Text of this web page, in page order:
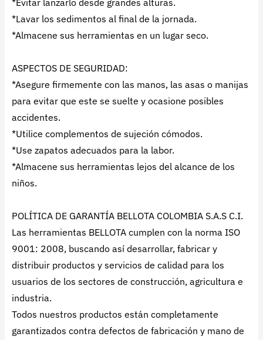
*Evitar lanzarlo desde grandes alturas.
*Lavar los sedimentos al final de la jornada.
*Almacene sus herramientas en un lugar seco.
ASPECTOS DE SEGURIDAD:
*Asegure firmemente con las manos, las asas o manijas
para evitar que este se suelte y ocasione posibles
accidentes.
*Utilice complementos de sujeción cómodos.
*Use zapatos adecuados para la labor.
*Almacene sus herramientas lejos del alcance de los
niños.
POLÍTICA DE GARANTÍA BELLOTA COLOMBIA S.A.S C.I.
Las herramientas BELLOTA cumplen con la norma ISO
9001: 2008, buscando así desarrollar, fabricar y
distribuir productos y servicios de calidad para los
usuarios de los sectores de construcción, agricultura e
industria.
Todos nuestros productos están completamente
garantizados contra defectos de fabricación y mano de